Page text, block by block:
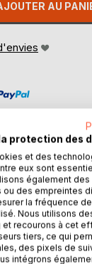
AU
n'est pas
une grande
des cochons
son quotidien
protection des
et des
eux sont
également
des empreintes
la fréquence
Nous utilisons
recourons à cet
tiers, ce qui
des pixels de
intégrons